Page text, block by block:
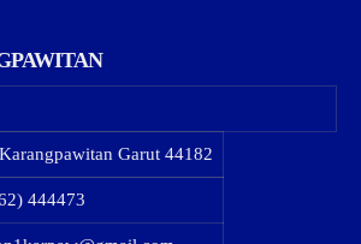
Garut 44182
444473